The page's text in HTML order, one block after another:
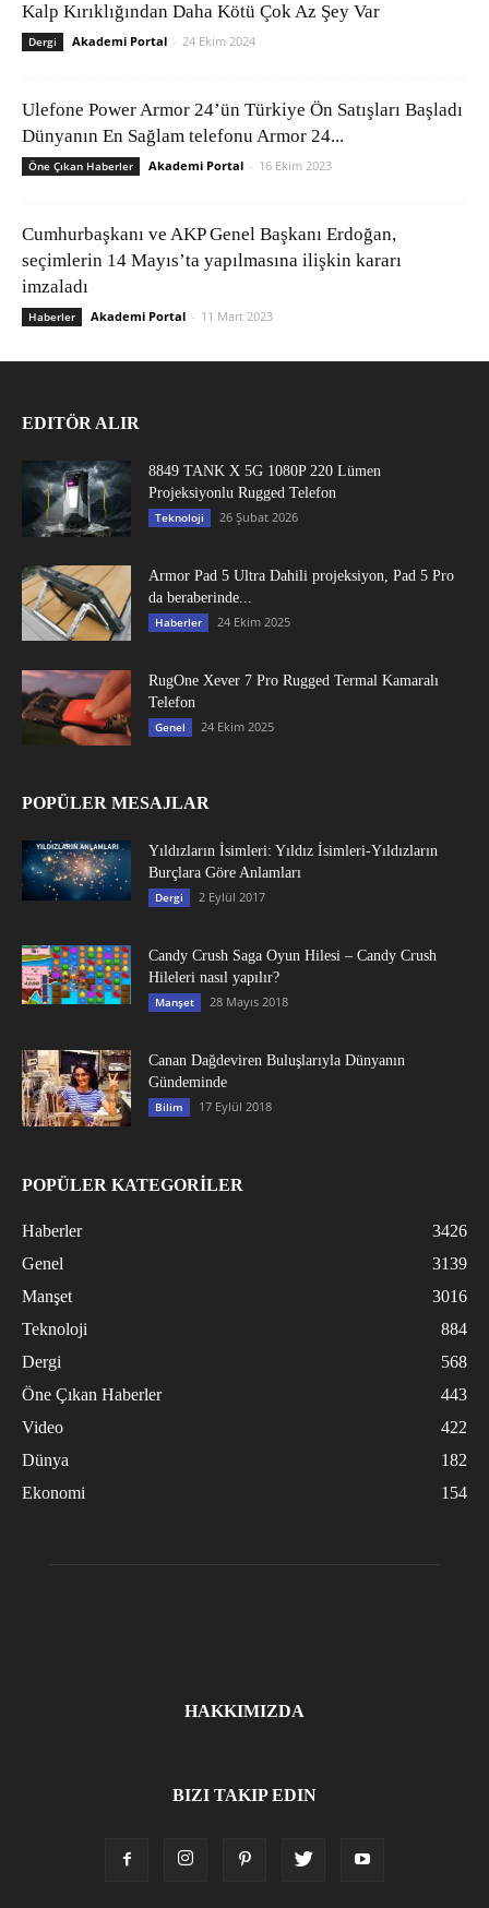
Kalp Kırıklığından Daha Kötü Çok Az Şey Var
Dergi Akademi Portal - 24 Ekim 2024
Ulefone Power Armor 24’ün Türkiye Ön Satışları Başladı
Dünyanın En Sağlam telefonu Armor 24...
Öne Çıkan Haberler Akademi Portal - 16 Ekim 2023
Cumhurbaşkanı ve AKP Genel Başkanı Erdoğan,
seçimlerin 14 Mayıs’ta yapılmasına ilişkin kararı
imzaladı
Haberler Akademi Portal - 11 Mart 2023
EDITÖR ALIR
8849 TANK X 5G 1080P 220 Lümen
Projeksiyonlu Rugged Telefon
Teknoloji 26 Şubat 2026
Armor Pad 5 Ultra Dahili projeksiyon, Pad 5 Pro
da beraberinde...
Haberler 24 Ekim 2025
RugOne Xever 7 Pro Rugged Termal Kamaralı
Telefon
Genel 24 Ekim 2025
POPÜLER MESAJLAR
Yıldızların İsimleri: Yıldız İsimleri-Yıldızların
Burçlara Göre Anlamları
Dergi 2 Eylül 2017
Candy Crush Saga Oyun Hilesi – Candy Crush
Hileleri nasıl yapılır?
Manşet 28 Mayıs 2018
Canan Dağdeviren Buluşlarıyla Dünyanın
Gündeminde
Bilim 17 Eylül 2018
POPÜLER KATEGORİLER
Haberler
3426
Genel
3139
Manşet
3016
Teknoloji
884
Dergi
568
Öne Çıkan Haberler
443
Video
422
Dünya
182
Ekonomi
154
HAKKIMIZDA
BIZI TAKIP EDIN